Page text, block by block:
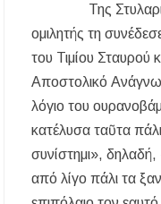
Της
ομιλητής τη
του Τιμίου Σταυρού
Αποστολικό
λόγιο του
κατέλυσα ταῦτα
συνίστημι»,
από λίγο πάλι τα